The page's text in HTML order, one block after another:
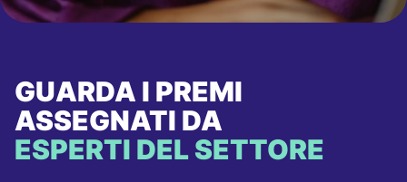
GUARDA I PREMI
ASSEGNATI DA
ESPERTI DEL SETTORE